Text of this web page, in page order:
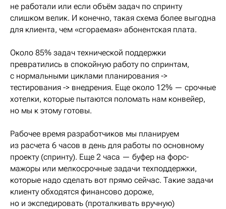
не работали или если объём задач по спринту
слишком велик. И конечно, такая схема более выгодна
для клиента, чем «сгораемая» абонентская плата.
Около 85% задач технической поддержки
превратились в спокойную работу по спринтам,
с нормальными циклами планирования ->
тестирования -> внедрения. Еще около 12% — срочные
хотелки, которые пытаются поломать нам конвейер,
но мы к этому готовы.
Рабочее время разработчиков мы планируем
из расчета 6 часов в день для работы по основному
проекту (спринту). Еще 2 часа — буфер на форс-
мажоры или мелкосрочные задачи техподдержки,
которые надо сделать вот прямо сейчас. Такие задачи
клиенту обходятся финансово дороже,
но и экспедировать (проталкивать вручную)